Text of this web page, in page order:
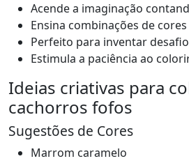
Acende a imaginação
Ensina combinações de
Perfeito para inventar
Estimula a paciência ao
Ideias criativas para
cachorros fofos
Sugestões de Cores
Marrom caramelo